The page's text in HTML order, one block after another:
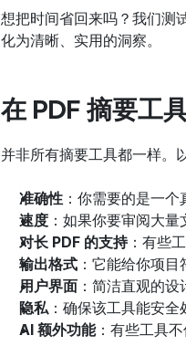
想把时间省回来吗？我们测
化为清晰、实用的洞察。
在 PDF 摘要工
并非所有摘要工具都一样。
准确性 ：你需要的是一
速度 ：如果你要审阅大量
对长 PDF 的支持：有些
输出格式 ：它能给你项
用户界面 ：简洁直观的设
隐私：确保该工具能安全
AI 额外功能：有些工具